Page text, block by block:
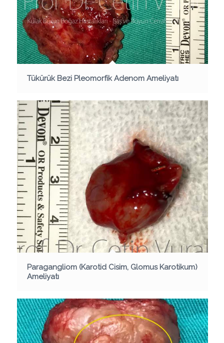
Tükürük Bezi Pleomorfik Adenom Ameliyatı
Paragangliom (Karotid Cisim, Glomus Karotikum)
Ameliyatı